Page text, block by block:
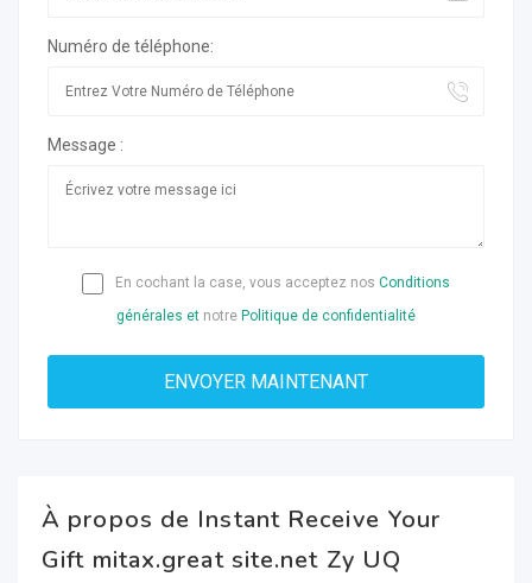
Numéro de téléphone:
Message :
En cochant la case, vous acceptez nos Conditions
générales et notre Politique de confidentialité
À propos de Instant Receive Your
Gift mitax.great site.net Zy UQ